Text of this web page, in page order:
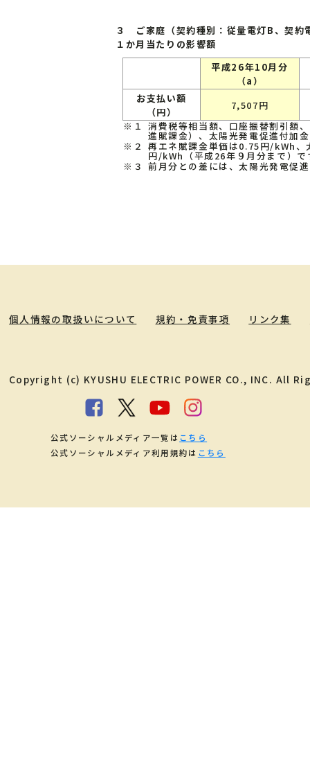
３ ご家庭（契約種別：従量電灯B、契
１か月当たりの影響額
平成26年10月分
（a）
お支払い額
（円）
7,507円
※１ 消費税等相当額、口座振替割引額
進賦課金）、太陽光発電促進付加
※２ 再エネ賦課金単価は0.75円/kWh
円/kWh（平成26年９月分まで）で
※３ 前月分との差には、太陽光発電促
個人情報の取扱いについて 規約・免責事項 リンク集
Copyright (c) KYUSHU ELECTRIC POWER CO., INC. All
公式ソーシャルメディア一覧は こちら
公式ソーシャルメディア利用規約は こちら